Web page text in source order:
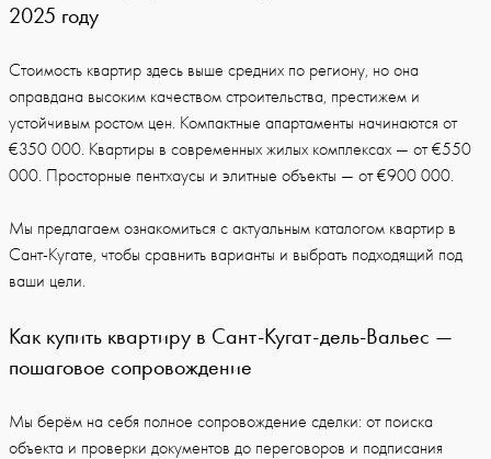
2025 году
Стоимость квартир здесь выше средних по региону, но она
оправдана высоким качеством строительства, престижем и
устойчивым ростом цен. Компактные апартаменты начинаются от
€350 000. Квартиры в современных жилых комплексах — от €550
000. Просторные пентхаусы и элитные объекты — от €900 000.
Мы предлагаем ознакомиться с актуальным каталогом квартир в
Сант-Кугате, чтобы сравнить варианты и выбрать подходящий под
ваши цели.
Как купить квартиру в Сант-Кугат-дель-Вальес —
пошаговое сопровождение
Мы берём на себя полное сопровождение сделки: от поиска
объекта и проверки документов до переговоров и подписания